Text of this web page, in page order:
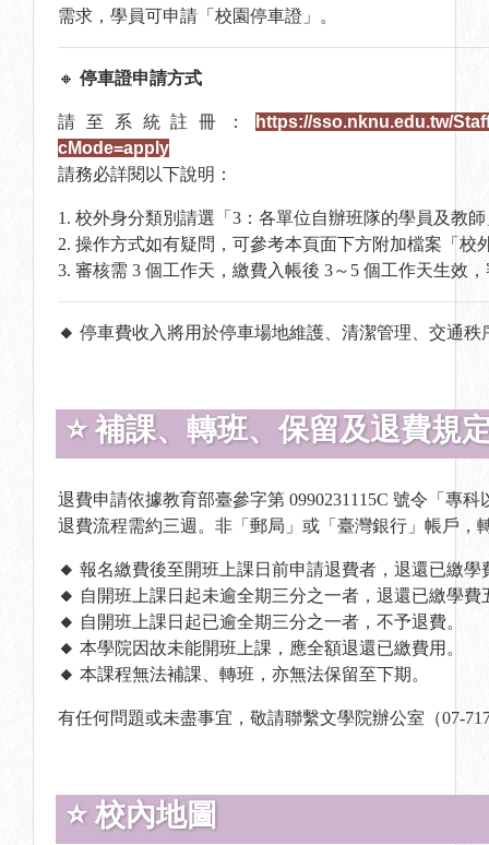
需求，學員可申請「校園停車證」。
🔸 停車證申請方式
請至系統註冊：
https://sso.nknu.edu.tw/
cMode=apply
請務必詳閱以下說明：
1. 校外身分類別請選「3：各單位自辦班隊的學員及教
2. 操作方式如有疑問，可參考本頁面下方附加檔案「校
3. 審核需 3 個工作天，繳費入帳後 3～5 個工作天生效
🔸 停車費收入將用於停車場地維護、清潔管理、交通
⭐ 補課、轉班、保留及退費規
退費申請依據教育部臺參字第 0990231115C 號令「專
退費流程需約三週。非「郵局」或「臺灣銀行」帳戶，
🔸 報名繳費後至開班上課日前申請退費者，退還已繳學
🔸 自開班上課日起未逾全期三分之一者，退還已繳學費
🔸 自開班上課日起已逾全期三分之一者，不予退費。
🔸 本學院因故未能開班上課，應全額退還已繳費用。
🔸 本課程無法補課、轉班，亦無法保留至下期。
有任何問題或未盡事宜，敬請聯繫文學院辦公室（07-
⭐ 校內地圖